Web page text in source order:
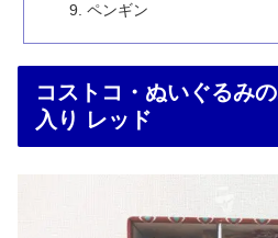
ペンギン
コストコ・ぬいぐるみ
入り レッド